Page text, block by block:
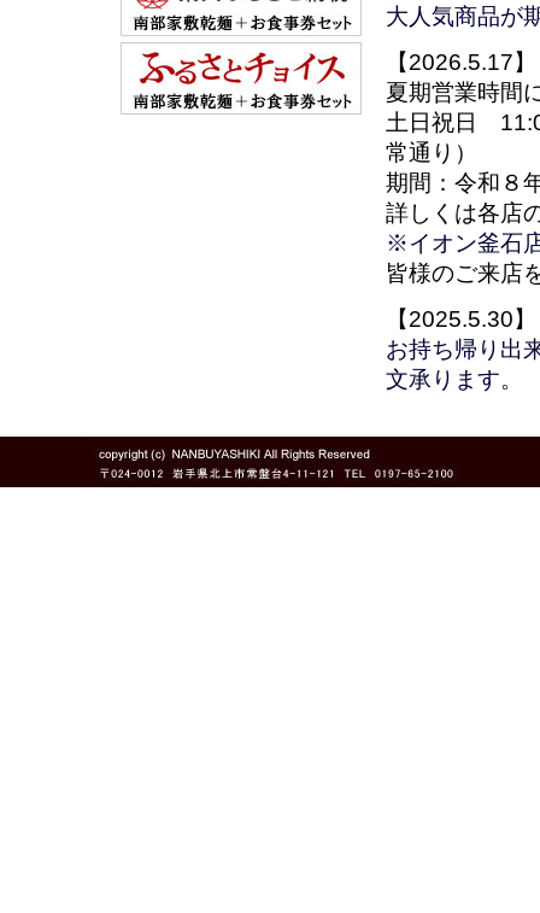
大人気商品が
【2026.5.17】
夏期営業時間
土日祝日
常通り）
期間：令和８
詳しくは各店
※イオン釜石
皆様のご来店
【2025.5.30】
お持ち帰り出
文承ります。